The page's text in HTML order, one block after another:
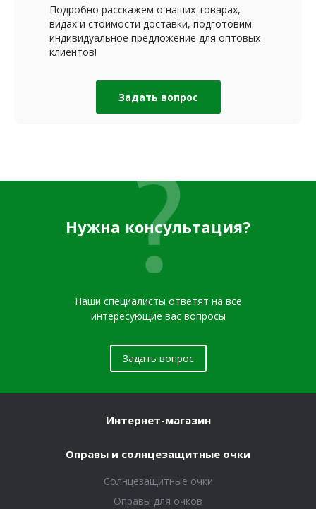
Подробно расскажем о наших товарах,
видах и стоимости доставки, подготовим
индивидуальное предложение для оптовых
клиентов!
Задать вопрос
Нужна консультация?
Наши специалисты ответят на все
интересующие вас вопросы
Задать вопрос
Интернет-магазин
Оправы и солнцезащитные очки
Солнцезащитные очки
Оправы для очков